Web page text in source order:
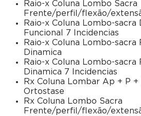
Raio-x Coluna Lombo Sacra
Frente/perfil/flexão/
Raio-x Coluna Lombo-sacra
Funcional 7 Incidencias
Raio-x Coluna Lombo-sacra
Dinamica
Raio-x Coluna Lombo-sacra
Dinamica 7 Incidencias
Rx Coluna Lombar Ap + P
Ortostase
Rx Coluna Lombo Sacra
Frente/perfil/flexão/